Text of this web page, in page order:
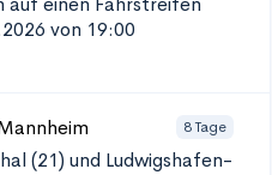
von 19:00
8 Tage
(21) und Ludwigshafen-